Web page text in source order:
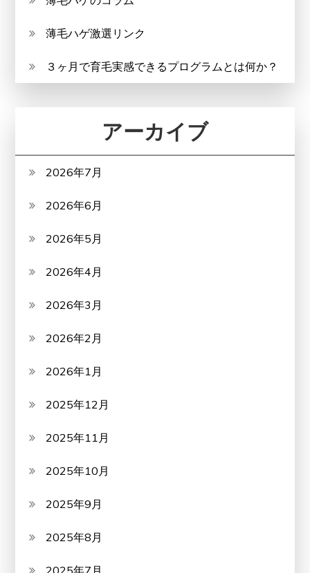
薄毛ハゲ激選リンク
３ヶ月で育毛実感できるプログラムとは何か？
アーカイブ
2026年7月
2026年6月
2026年5月
2026年4月
2026年3月
2026年2月
2026年1月
2025年12月
2025年11月
2025年10月
2025年9月
2025年8月